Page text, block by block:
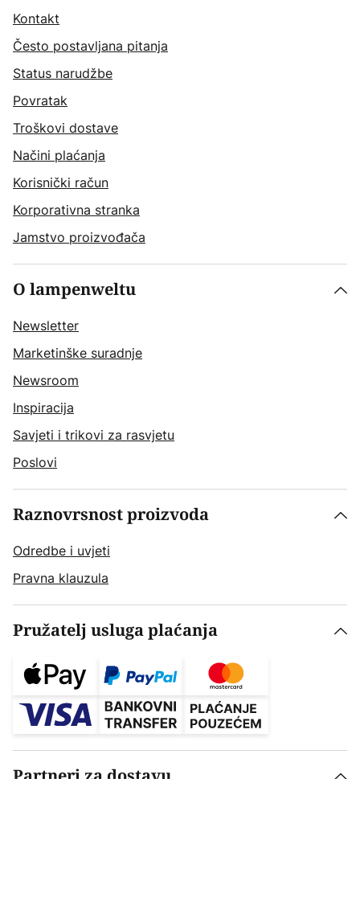
Kontakt
Često postavljana pitanja
Status narudžbe
Povratak
Troškovi dostave
Načini plaćanja
Korisnički račun
Korporativna stranka
Jamstvo proizvođača
O lampenweltu
Newsletter
Marketinške suradnje
Newsroom
Inspiracija
Savjeti i trikovi za rasvjetu
Poslovi
Raznovrsnost proizvoda
Odredbe i uvjeti
Pravna klauzula
Pružatelj usluga plaćanja
Partneri za dostavu